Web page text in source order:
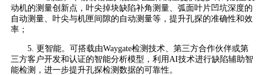
动机的测量创新点，叶尖掉块缺陷补角测量、弧面叶片凹坑深度的
自动测量、叶尖与机匣间隙的自动测量等，提升孔探的准确性和效
率；
5. 更智能。可搭载由Waygate检测技术、第三方合作伙伴或第
三方客户开发和认证的智能分析模型，利用AI技术进行缺陷辅助智
能检测，进一步提升孔探检测数据的可靠性。